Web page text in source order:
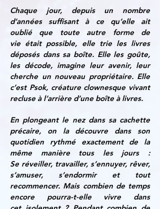
Chaque jour, depuis un nombre
d’années suffisant à ce qu’elle ait
oublié que toute autre forme de
vie était possible, elle trie les livres
déposés dans sa boîte. Elle les goûte,
les décode, imagine leur avenir, leur
cherche un nouveau propriétaire. Elle
c’est Psok, créature clownesque vivant
recluse à l’arrière d’une boîte à livres.
En plongeant le nez dans sa cachette
précaire, on la découvre dans son
quotidien rythmé exactement de la
même manière tous les jours :
Se réveiller, travailler, s’ennuyer, rêver,
s’amuser, s’endormir et tout
recommencer. Mais combien de temps
encore pourra-t-elle vivre dans